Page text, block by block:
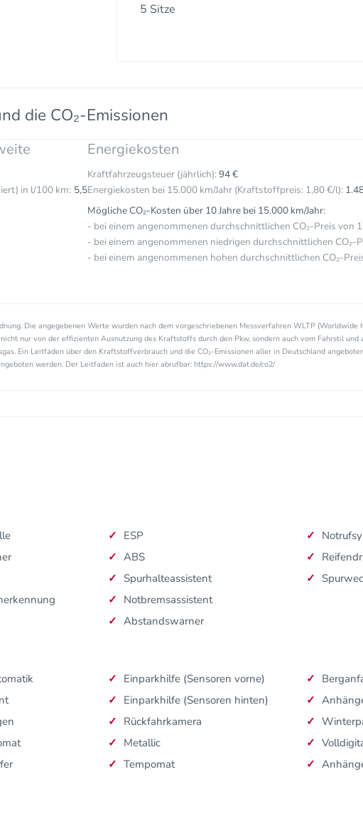
5 Sitze
die CO₂-Emissionen
in l/100 km: 5,5
Energiekosten
Kraftfahrzeugsteuer (jährlich): 94 €
Energiekosten bei 15.000 km/Jahr (Kraftstoffpreis: 1,80€/l):
Mögliche CO₂-Kosten über 10 Jahre bei 15.000 km/Jahr:
- bei einem angenommenen durchschnittlichen CO₂-Preis von
- bei einem angenommenen niedrigen durchschnittlichen CO₂-
- bei einem angenommenen hohen durchschnittlichen CO₂-
Die angegebenen Werte wurden nach dem vorgeschriebenen Messverfahren WLTP
nur von der effizienten Ausnutzung des Kraftstoffs durch den Pkw, sondern auch vom Fahrstil und
Ein Leitfaden über den Kraftstoffverbrauch und die CO₂-Emissionen aller in Deutschland
werden. Der Leitfaden ist auch hier abrufbar: https://www.dat.de/co2/
ESP
ABS
Spurhalteassistent
Notbremsassistent
Abstandswarner
Einparkhilfe (Sensoren vorne)
Einparkhilfe (Sensoren hinten)
Rückfahrkamera
Metallic
Tempomat